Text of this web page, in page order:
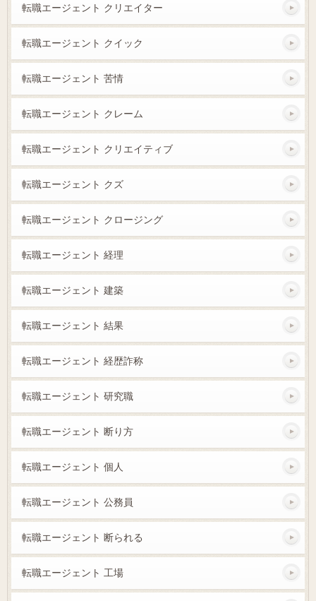
転職エージェント クリエイター
転職エージェント クイック
転職エージェント 苦情
転職エージェント クレーム
転職エージェント クリエイティブ
転職エージェント クズ
転職エージェント クロージング
転職エージェント 経理
転職エージェント 建築
転職エージェント 結果
転職エージェント 経歴詐称
転職エージェント 研究職
転職エージェント 断り方
転職エージェント 個人
転職エージェント 公務員
転職エージェント 断られる
転職エージェント 工場